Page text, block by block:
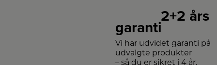
2+2 års
garanti
Vi har udvidet garanti på
udvalgte produkter
– så du er sikret i 4 år.